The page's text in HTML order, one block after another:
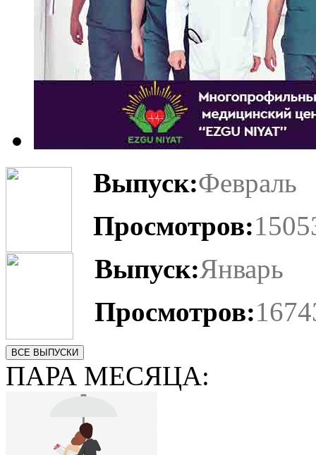
Выпуск:Февраль
Просмотров:
Выпуск:Январь
Просмотров:
ВСЕ ВЫПУСКИ
ПАРА МЕСЯЦА: